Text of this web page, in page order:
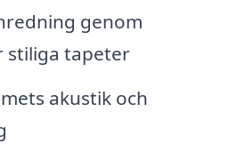
genom
stiliga tapeter
akustik och